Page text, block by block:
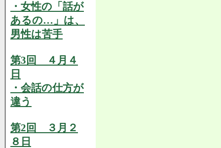
・女性の「話が
あるの…」は、
男性は苦手
第3回 ４月４
日
・会話の仕方が
違う
第2回 ３月２
８日